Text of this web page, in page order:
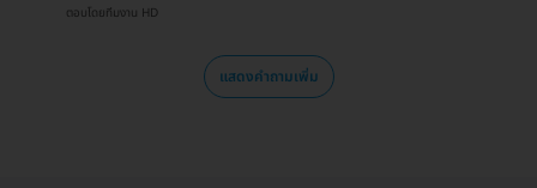
ตอบโดยทีมงาน HD
แสดงคำถามเพิ่ม